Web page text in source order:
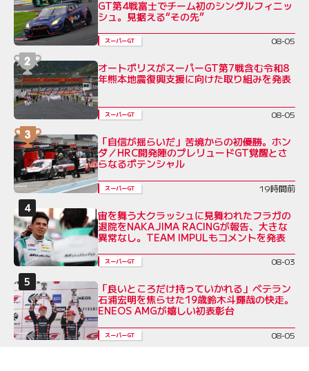
GT第4戦富士でチーム初のシングルフィニッ
シュ。見据える“その先”
スーパーGT 08-05
オートポリスがスーパーGT第7戦含む令和8
年熊本地震復興支援に向けた取り組みを発表
スーパーGT 08-05
「自信が揺らいだ」苦境からの初優勝。ホン
ダ／HRC開発陣のプレリュードGT覚醒とさ
らなるポテンシャル
スーパーGT 19時間前
宙を舞う大クラッシュに見舞われたフラガの
退院をNAKAJIMA RACINGが報告、大きな
異常なし。TEAM IMPULもコメントを発表
スーパーGT 08-03
「良いところだけ持っていかれる」ベテラン
石浦宏明を焦らせた19歳鈴木斗輝哉の快走。
ENEOS AMGが嬉しい初表彰台
スーパーGT 08-05